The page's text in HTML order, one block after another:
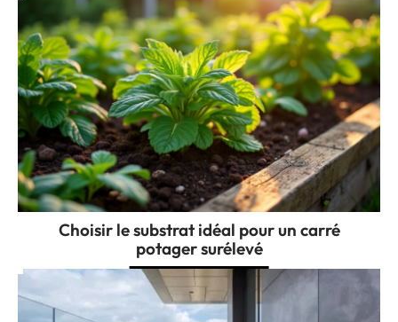
Choisir le substrat idéal pour un carré
potager surélevé